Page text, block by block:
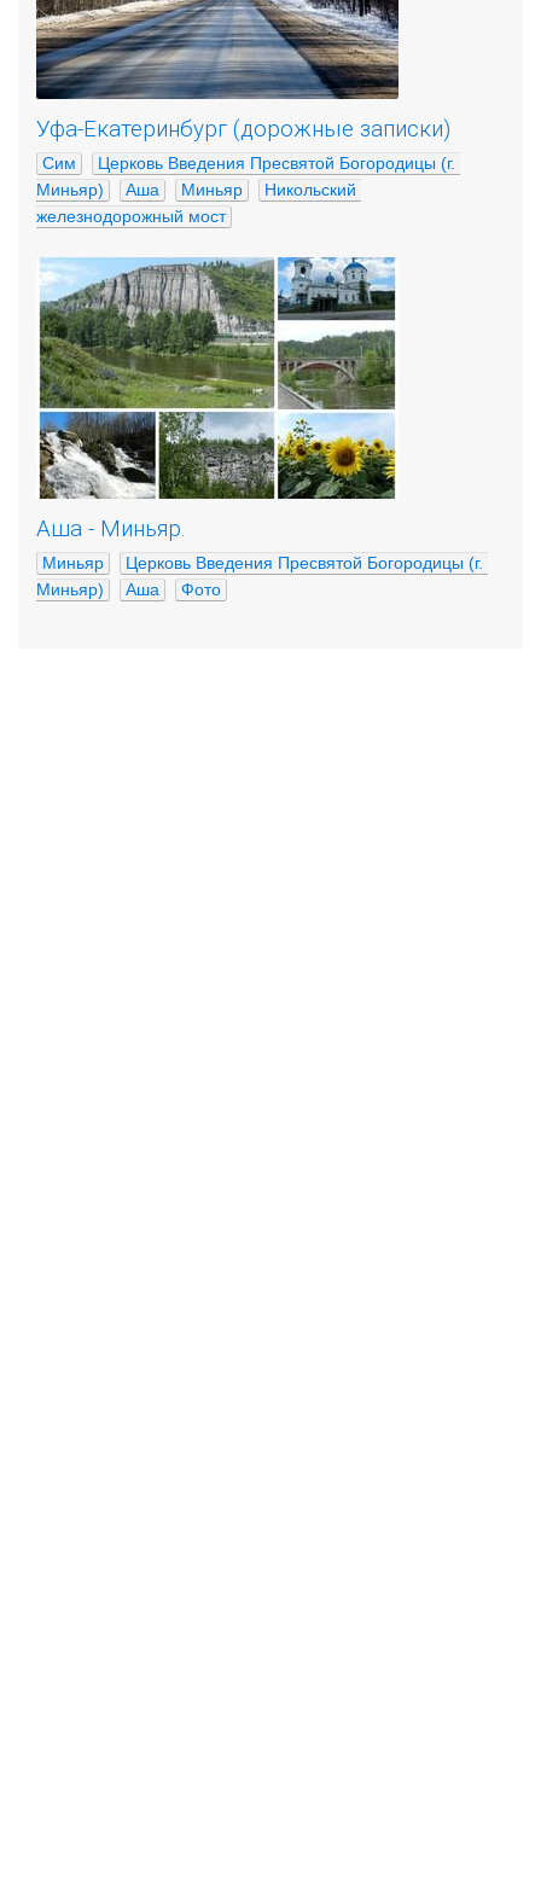
Уфа-Екатеринбург (дорожные записки)
Сим
Церковь Введения Пресвятой Богородицы (г.
Миньяр)
Аша Миньяр
Никольский
железнодорожный мост
Аша - Миньяр.
Миньяр
Церковь Введения Пресвятой Богородицы (г.
Миньяр)
Аша Фото